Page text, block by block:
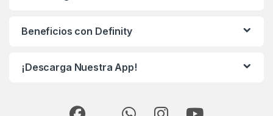
Beneficios con Definity
¡Descarga Nuestra App!